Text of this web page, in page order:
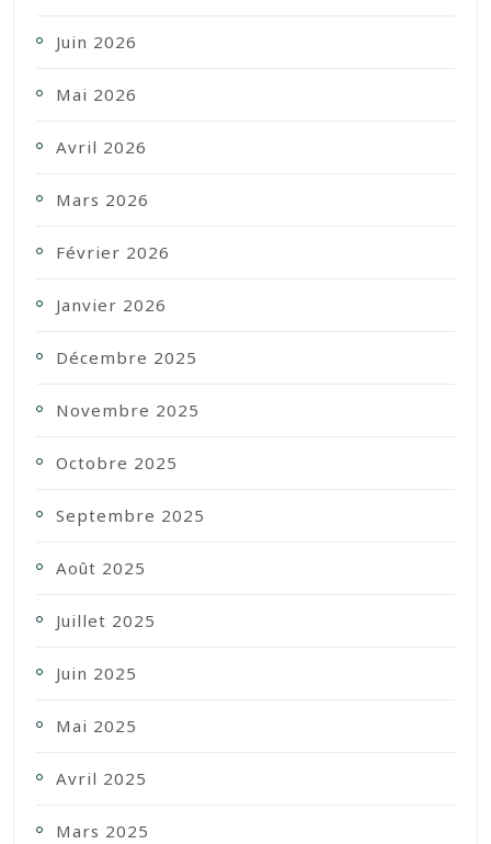
Juin 2026
Mai 2026
Avril 2026
Mars 2026
Février 2026
Janvier 2026
Décembre 2025
Novembre 2025
Octobre 2025
Septembre 2025
Août 2025
Juillet 2025
Juin 2025
Mai 2025
Avril 2025
Mars 2025